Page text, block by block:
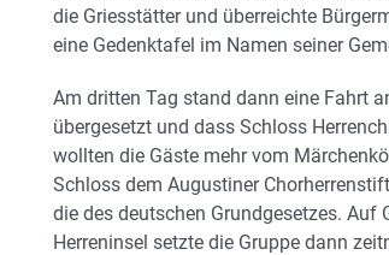
die Griesstätter und überreichte
eine Gedenktafel im Namen seiner
Am dritten Tag stand dann eine Fahrt
übergesetzt und dass Schloss
wollten die Gäste mehr vom
Schloss dem Augustiner
die des deutschen Grundgesetzes.
Herreninsel setzte die Gruppe dann